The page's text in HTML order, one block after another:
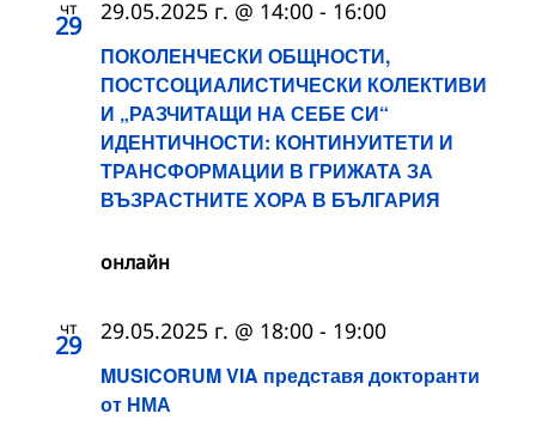
чт
29
ПОКОЛЕНЧЕСКИ ОБЩНОСТИ,
ПОСТСОЦИАЛИСТИЧЕСКИ КОЛЕКТИВИ
И „РАЗЧИТАЩИ НА СЕБЕ СИ“
ИДЕНТИЧНОСТИ: КОНТИНУИТЕТИ И
ТРАНСФОРМАЦИИ В ГРИЖАТА ЗА
ВЪЗРАСТНИТЕ ХОРА В БЪЛГАРИЯ
29.05.2025 г. @ 14:00 - 16:00
онлайн
чт
29
MUSICORUM VIA представя докторанти
от НМА
29.05.2025 г. @ 18:00 - 19:00